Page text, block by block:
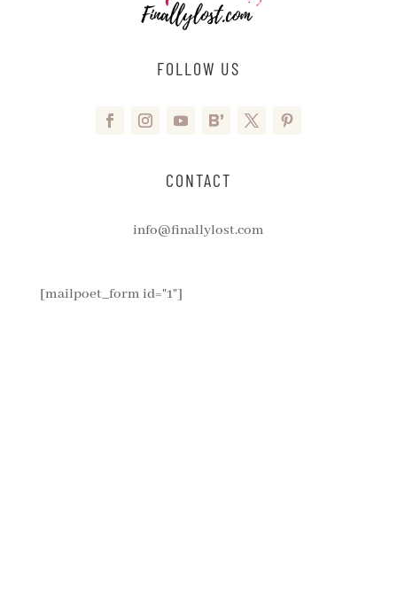
FOLLOW US
CONTACT
info@finallylost.com
[mailpoet_form id="1"]